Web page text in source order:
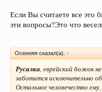
Если Вы считаете все это
эти вопросы?Это что
Осенняя сказал(а): ↑
Русалка, еврейский божок
заботится исключительно
Остальное человечество